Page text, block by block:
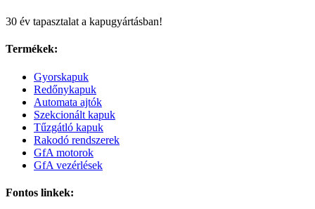
30 év tapasztalat a kapugyártásban!
Termékek:
Gyorskapuk
Redőnykapuk
Automata ajtók
Szekcionált kapuk
Tűzgátló kapuk
Rakodó rendszerek
GfA motorok
GfA vezérlések
Fontos linkek: